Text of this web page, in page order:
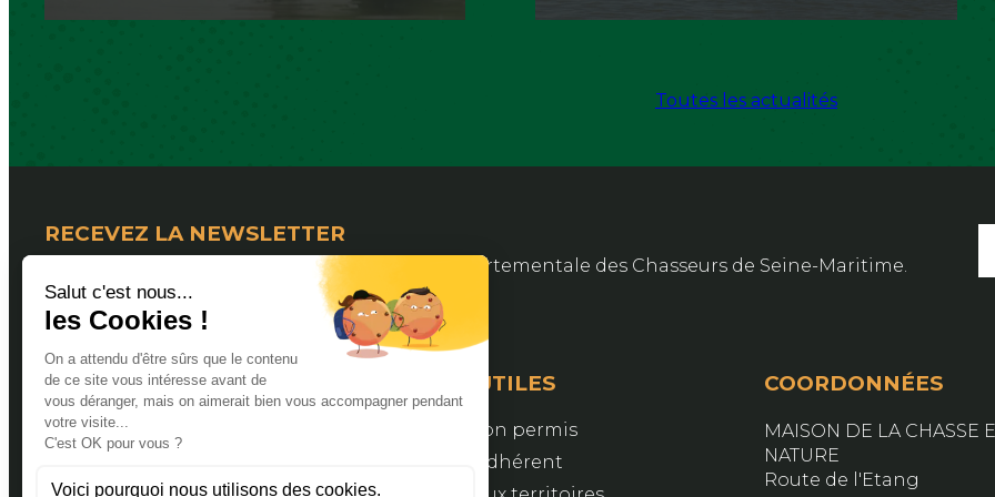
Toutes les actualités
RECEVEZ LA NEWSLETTER
Pour suivre les actualités de la Fédération Départementale des Chasseurs de Seine-Maritime.
LIENS UTILES
Valider son permis
Espace adhérent
COORDONNÉES
MAISON DE LA CHASSE
NATURE
Route de l'Etang